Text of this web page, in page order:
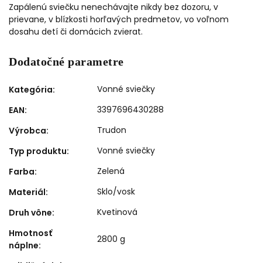
Zapálenú sviečku nenechávajte nikdy bez dozoru, v
prievane, v blízkosti horľavých predmetov, vo voľnom
dosahu detí či domácich zvierat.
Dodatočné parametre
Kategória:
Vonné sviečky
EAN:
3397696430288
Výrobca:
Trudon
Typ produktu:
Vonné sviečky
Farba:
Zelená
Materiál:
Sklo/vosk
Druh vône:
Kvetinová
Hmotnosť
náplne:
2800 g